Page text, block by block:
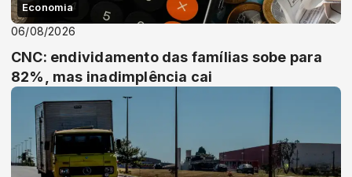
Economia
06/08/2026
CNC: endividamento das famílias sobe para
82%, mas inadimplência cai